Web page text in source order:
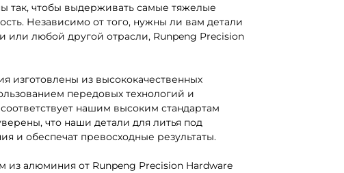
так, чтобы выдерживать самые тяжелые
Независимо от того, нужны ли вам детали
любой другой отрасли, Runpeng Precision
изготовлены из высококачественных
передовых технологий и
нашим высоким стандартам
что наши детали для литья под
и обеспечат превосходные результаты.
из алюминия от Runpeng Precision Hardware